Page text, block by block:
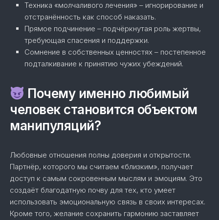
Техника «молчаливого лечения» – игнорирование и
отстранённость как способ наказать.
Прямое подчинение – подчёркнутая роль жертвы,
требующая спасения и поддержки.
Сомнение в собственных ценностях – постепенное
подталкивание к принятию чужих убеждений.
Почему именно любимый
человек становится объектом
манипуляций?
Любовные отношения полны доверия и открытости.
Партнёр, которого мы считаем «близким», получает
доступ к самым сокровенным мыслям и эмоциям. Это
создаёт благодатную почву для тех, кто умеет
использовать эмоциональную связь в своих интересах.
Кроме того, желание сохранить гармонию заставляет